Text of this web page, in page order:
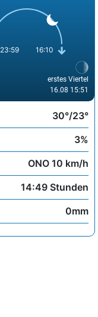
23:59 16:10
erstes Viertel
16.08 15:51
30°/23°
3%
ONO 10 km/h
14:49 Stunden
0mm